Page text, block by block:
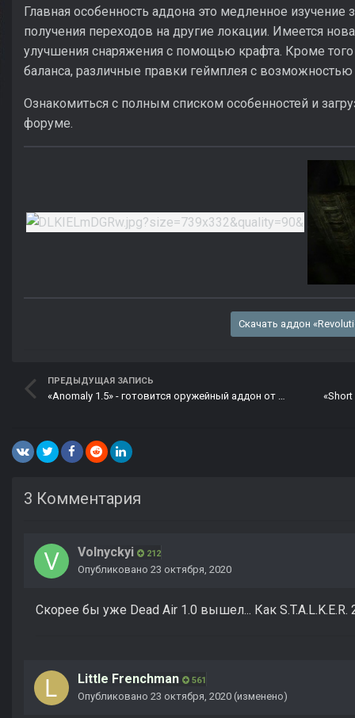
Главная особенность аддона это медленное
получения переходов на другие локации. Имеется
улучшения снаряжения с помощью крафта. Кроме
баланса, различные правки геймплея с
Ознакомиться с полным списком особенностей и
форуме.
Скачать аддон
ПРЕДЫДУЩАЯ ЗАПИСЬ
3 Комментария
Volnyckyi 212
Опубликовано 23 октября, 2020
Скорее бы уже Dead Air 1.0 вышел... Как S.T.A.L.K.E.R.
Little Frenchman 561
Опубликовано 23 октября, 2020 (изменено)